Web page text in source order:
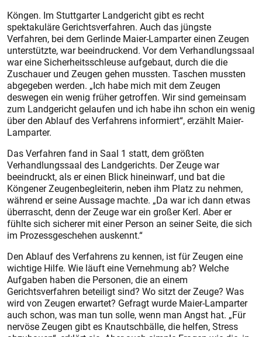
Köngen. Im Stuttgarter Landgericht gibt es recht
spektakuläre Gerichtsverfahren. Auch das jüngste
Verfahren, bei dem Gerlinde Maier-Lamparter einen Zeugen
unterstützte, war beeindruckend. Vor dem Verhandlungssaal
war eine Sicherheitsschleuse aufgebaut, durch die die
Zuschauer und Zeugen gehen mussten. Taschen mussten
abgegeben werden. „Ich habe mich mit dem Zeugen
deswegen ein wenig früher getroffen. Wir sind gemeinsam
zum Landgericht gelaufen und ich habe ihn schon ein wenig
über den Ablauf des Verfahrens informiert“, erzählt Maier-
Lamparter.
Das Verfahren fand in Saal 1 statt, dem größten
Verhandlungssaal des Landgerichts. Der Zeuge war
beeindruckt, als er einen Blick hineinwarf, und bat die
Köngener Zeugenbegleiterin, neben ihm Platz zu nehmen,
während er seine Aussage machte. „Da war ich dann etwas
überrascht, denn der Zeuge war ein großer Kerl. Aber er
fühlte sich sicherer mit einer Person an seiner Seite, die sich
im Prozessgeschehen auskennt.“
Den Ablauf des Verfahrens zu kennen, ist für Zeugen eine
wichtige Hilfe. Wie läuft eine Vernehmung ab? Welche
Aufgaben haben die Personen, die an einem
Gerichtsverfahren beteiligt sind? Wo sitzt der Zeuge? Was
wird von Zeugen erwartet? Gefragt wurde Maier-Lamparter
auch schon, was man tun solle, wenn man Angst hat. „Für
nervöse Zeugen gibt es Knautschbälle, die helfen, Stress